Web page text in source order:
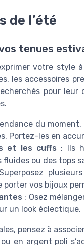
de l’été
tenues
votre
les accessoires
pour leur
du
Portez-les en
et les cuffs : Ils
ou des tops
vos bijoux
: Osez
un look éclectique.
pensez à
en argent poli